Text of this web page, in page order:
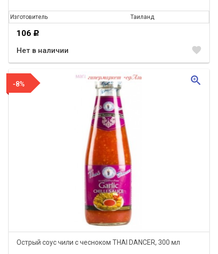
Изготовитель Таиланд
106 Р
Нет в наличии favorite
-8%
Острый соус чили с чесноком THAI DANCER, 300 мл
zoom_in